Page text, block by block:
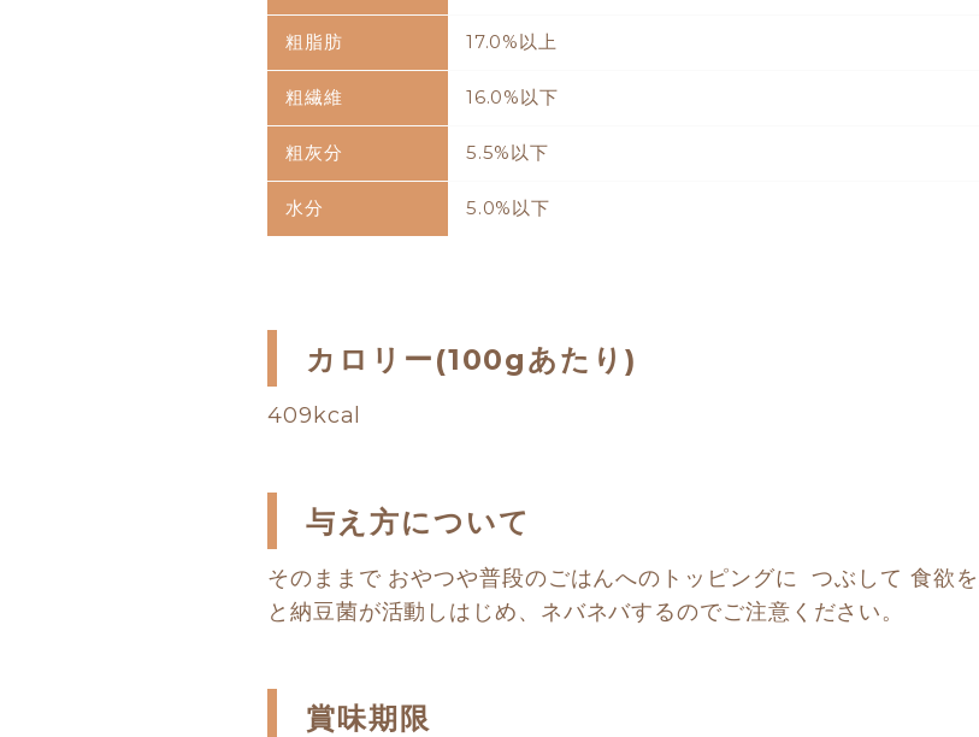
粗脂肪 17.0%以上
粗繊維 16.0%以下
粗灰分 5.5%以下
水分 5.0%以下
カロリー(100gあたり)
409kcal
与え方について
そのままで おやつや普段のごはんへのトッピングに  つぶして 食欲
と納豆菌が活動しはじめ、ネバネバするのでご注意ください。
賞味期限